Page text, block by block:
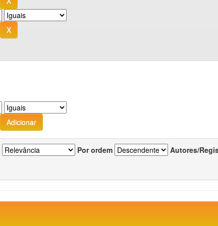
Por ordem Autores/